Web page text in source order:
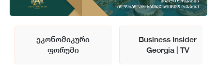
ეკონომიკური
ფორუმი
Business Insider
Georgia | TV